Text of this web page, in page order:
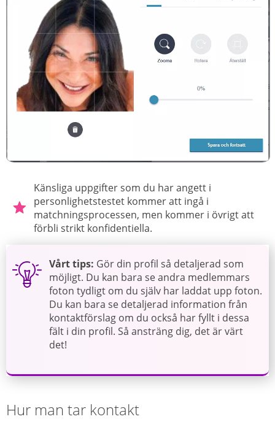
Känsliga uppgifter som du har angett i
personlighetstestet kommer att ingå i
matchningsprocessen, men kommer i övrigt att
förbli strikt konfidentiella.
Vårt tips: Gör din profil så detaljerad som
möjligt. Du kan bara se andra medlemmars
foton tydligt om du själv har laddat upp foton.
Du kan bara se detaljerad information från
kontaktförslag om du också har fyllt i dessa
fält i din profil. Så ansträng dig, det är värt
det!
Hur man tar kontakt